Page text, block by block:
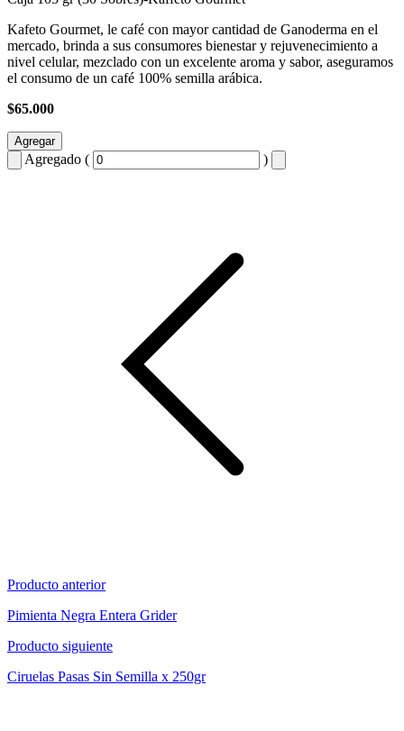
Kafeto Gourmet, le café con mayor cantidad de Ganoderma en el
mercado, brinda a sus consumores bienestar y rejuvenecimiento a
nivel celular, mezclado con un excelente aroma y sabor, aseguramos
el consumo de un café 100% semilla arábica.
$65.000
Agregar
Agregado ( )
Producto anterior
Pimienta Negra Entera Grider
Producto siguiente
Ciruelas Pasas Sin Semilla x 250gr